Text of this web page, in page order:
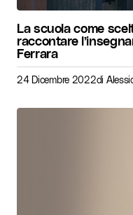
La scuola come
raccontare
Ferrara
24 Dicembre 2022di